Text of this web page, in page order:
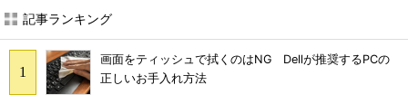
記事ランキング
画面をティッシュで拭くのはNG Dellが推奨するPCの
正しいお手入れ方法